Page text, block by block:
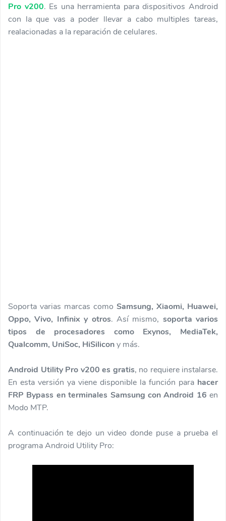
Pro v200. Es una herramienta para dispositivos Android
con la que vas a poder llevar a cabo multiples tareas,
realacionadas a la reparación de celulares.
Soporta varias marcas como Samsung, Xiaomi, Huawei,
Oppo, Vivo, Infinix y otros. Así mismo, soporta varios
tipos de procesadores como Exynos, MediaTek,
Qualcomm, UniSoc, HiSilicony más.
Android Utility Pro v200 es gratis, no requiere instalarse.
En esta versión ya viene disponible la función para hacer
FRP Bypass en terminales Samsung con Android 16 en
Modo MTP.
A continuación te dejo un video donde puse a prueba el
programa Android Utility Pro: